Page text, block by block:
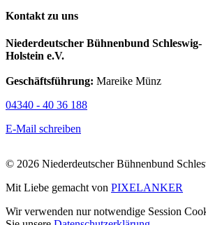
Kontakt zu uns
Niederdeutscher Bühnenbund Schleswig-
Holstein e.V.
Geschäftsführung: Mareike Münz
04340 - 40 36 188
E-Mail schreiben
© 2026 Niederdeutscher Bühnenbund
Mit Liebe gemacht von PIXELANKER
Wir verwenden nur notwendige Session